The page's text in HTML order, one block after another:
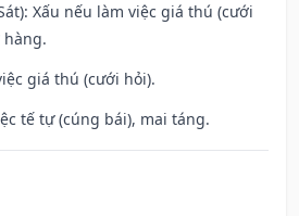
Xấu nếu làm việc giá thú (cưới
hàng.
giá thú (cưới hỏi).
tế tự (cúng bái), mai táng.